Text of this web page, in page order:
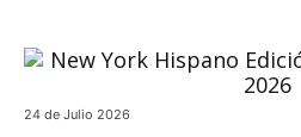
24 de Julio 2026